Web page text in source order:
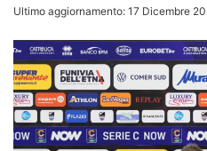
Ultimo aggiornamento: 17 Dicembre